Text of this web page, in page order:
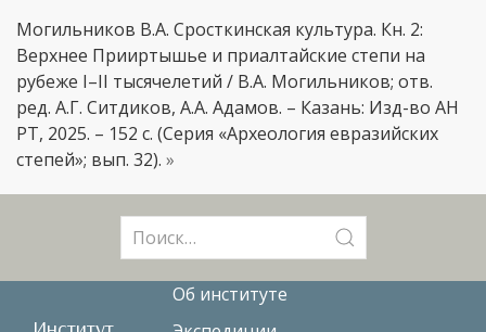
Могильников В.А. Сросткинская культура. Кн. 2:
Верхнее Прииртышье и приалтайские степи на
рубеже I–II тысячелетий / В.А. Могильников; отв.
ред. А.Г. Ситдиков, А.А. Адамов. – Казань: Изд-во АН
РТ, 2025. – 152 с. (Серия «Археология евразийских
степей»; вып. 32). »
Об институте